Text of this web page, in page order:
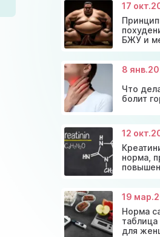
Скидки и акции
Киеве
Консультация
диагностика
железы
Диагностика
железы
Акция: 20%
консультации
17 окт.
БЖУ и
8 янв.
Что
болит
12 окт.
норма,
19 мар.
Норма
таблица
для